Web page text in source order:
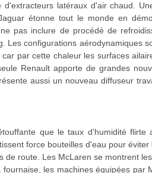
latéraux d'air chaud.
étonne tout le monde en
pas inclure de procédé de
Les configurations aérodynamiques
par cette chaleur les surfaces
Renault apporte de grandes
aussi un nouveau diffuseur
que le taux d'humidité flirte
force bouteilles d'eau pour
route. Les McLaren se montrent
les machines équipées par